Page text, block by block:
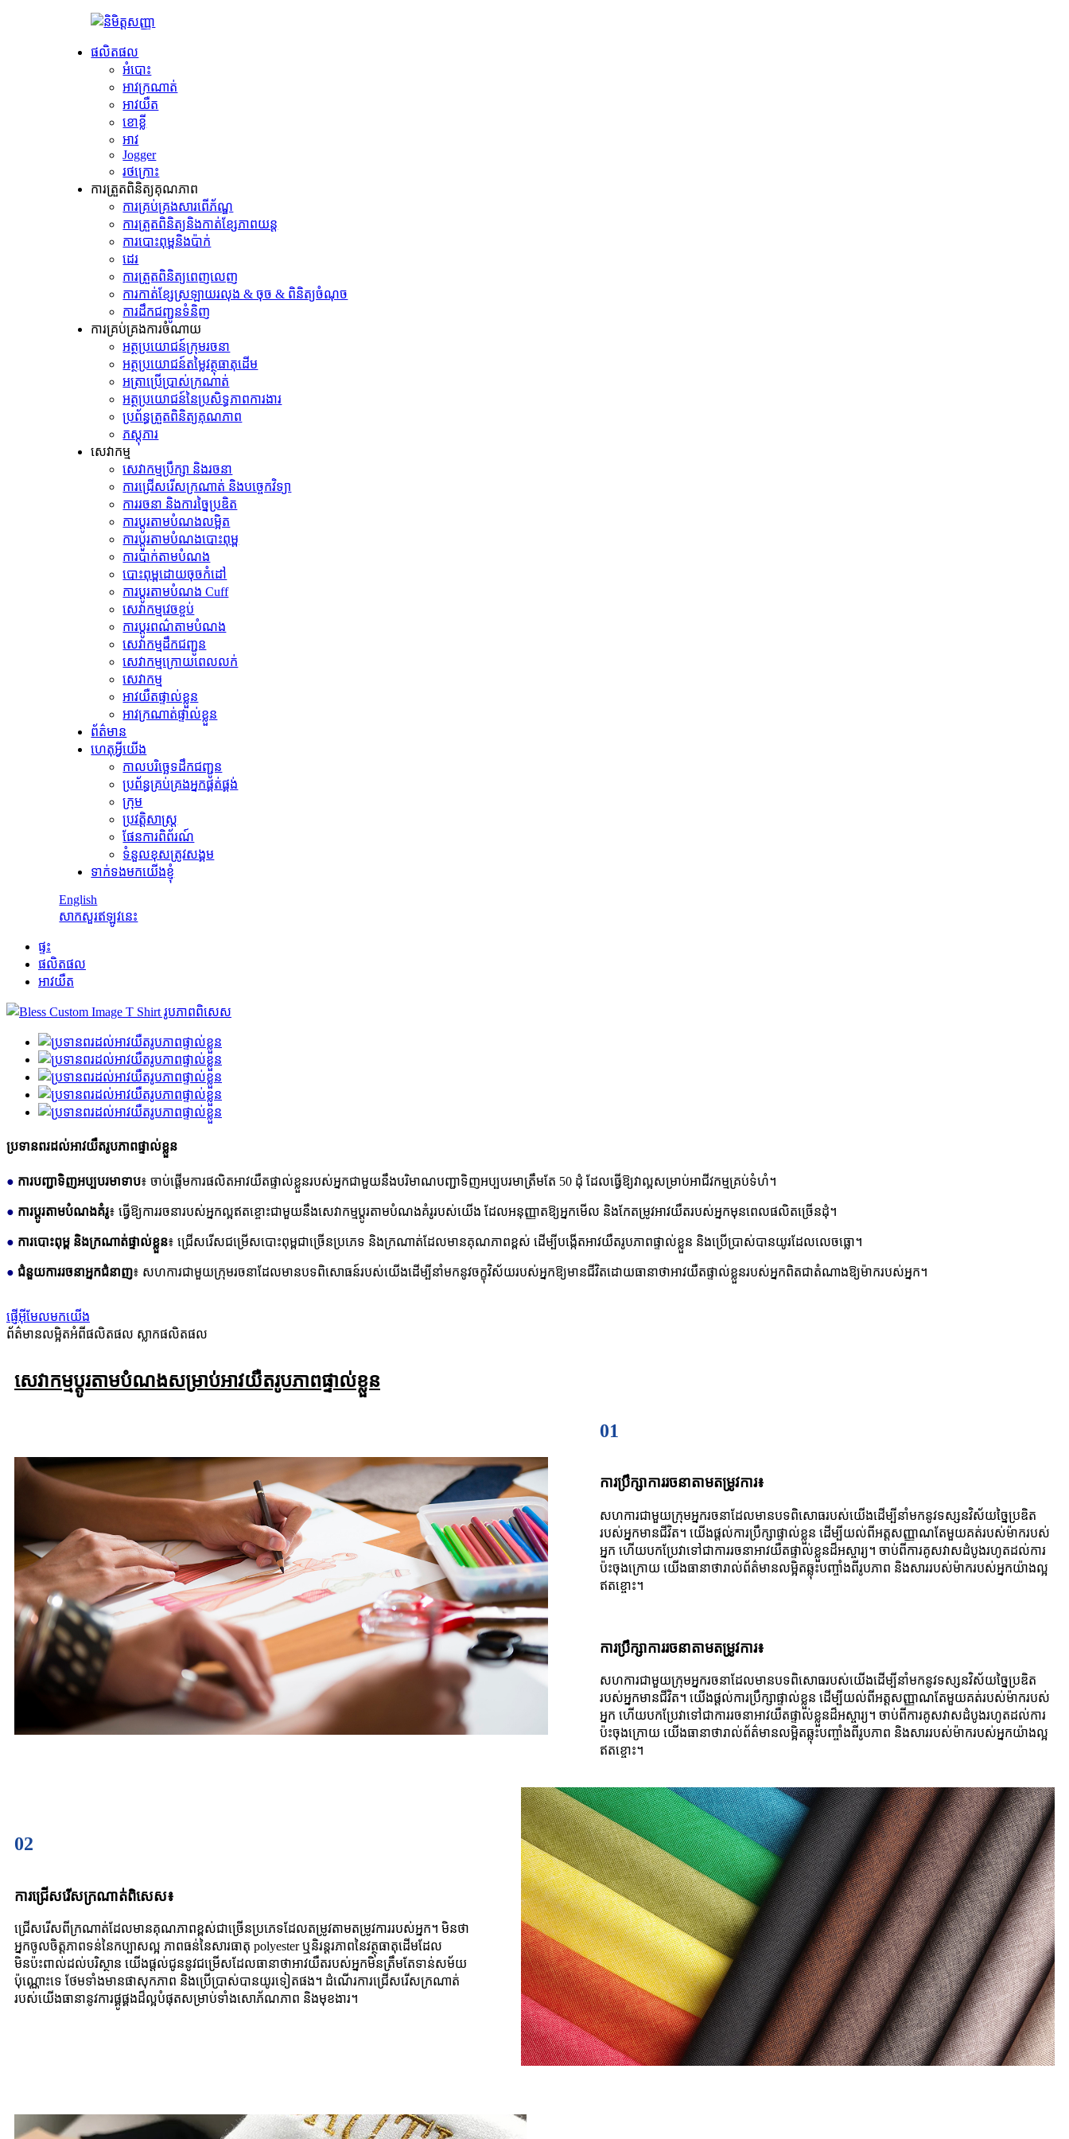
ផលិតផល
អំបោះ
អាវក្រណាត់
អាវយឺត
ខោខ្លី
អាវ
Jogger
រថក្រោះ
ការត្រួតពិនិត្យគុណភាព
ការគ្រប់គ្រងសារពើភ័ណ្ឌ
ការត្រួតពិនិត្យនិងកាត់ខ្សែភាពយន្ត
ការបោះពុម្ពនិងប៉ាក់
ដេរ
ការត្រួតពិនិត្យពេញលេញ
ការកាត់ខ្សែស្រឡាយរលុង & ចុច & ពិនិត្យចំណុច
ការដឹកជញ្ជូនទំនិញ
ការគ្រប់គ្រងការចំណាយ
អត្ថប្រយោជន៍ក្រុមរចនា
អត្ថប្រយោជន៍តម្លៃវត្ថុធាតុដើម
អត្រាប្រើប្រាស់ក្រណាត់
អត្ថប្រយោជន៍នៃប្រសិទ្ធភាពការងារ
ប្រព័ន្ធត្រួតពិនិត្យគុណភាព
ភស្តុភារ
សេវាកម្ម
សេវាកម្មប្រឹក្សា និងរចនា
ការជ្រើសរើសក្រណាត់ និងបច្ចេកវិទ្យា
ការរចនា និងការច្នៃប្រឌិត
ការប្ដូរតាមបំណងលម្អិត
ការប្ដូរតាមបំណងបោះពុម្ព
ការប៉ាក់តាមបំណង
បោះពុម្ពដោយចុចកំដៅ
ការប្ដូរតាមបំណង Cuff
សេវាកម្មវេចខ្ចប់
ការប្ដូរពណ៌តាមបំណង
សេវាកម្មដឹកជញ្ជូន
សេវាកម្មក្រោយពេលលក់
សេវាកម្ម
អាវយឺតផ្ទាល់ខ្លួន
អាវក្រណាត់ផ្ទាល់ខ្លួន
ព័ត៌មាន
ហេតុអ្វីយើង
កាលបរិច្ឆេទដឹកជញ្ជូន
ប្រព័ន្ធគ្រប់គ្រងអ្នកផ្គត់ផ្គង់
ក្រុម
ប្រវត្តិសាស្ត្រ
ផែនការពិព័រណ៍
ទំនួលខុសត្រូវសង្គម
ទាក់ទងមកយើងខ្ញុំ
English
សាកសួរឥឡូវនេះ
ផ្ទះ
ផលិតផល
អាវយឺត
ប្រទានពរដល់អាវយឺតរូបភាពផ្ទាល់ខ្លួន
● ការបញ្ជាទិញអប្បបរមាទាប៖ ចាប់ផ្តើមការផលិតអាវយឺតផ្ទាល់ខ្លួនរបស់អ្នកជាមួយនឹងបរិមាណបញ្ជាទិញអប្បបរមាត្រឹមតែ 50 ដុំ ដែលធ្វើឱ្យវាល្អសម្រាប់អាជីវកម្មគ្រប់ទំហំ។
● ការប្ដូរតាមបំណងគំរូ៖ ធ្វើឱ្យការរចនារបស់អ្នកល្អឥតខ្ចោះជាមួយនឹងសេវាកម្មប្ដូរតាមបំណងគំរូរបស់យើង ដែលអនុញ្ញាតឱ្យអ្នកមើល និងកែតម្រូវអាវយឺតរបស់អ្នកមុនពេលផលិតច្រើនដុំ។
● ការបោះពុម្ព និងក្រណាត់ផ្ទាល់ខ្លួន៖ ជ្រើសរើសជម្រើសបោះពុម្ពជាច្រើនប្រភេទ និងក្រណាត់ដែលមានគុណភាពខ្ពស់ ដើម្បីបង្កើតអាវយឺតរូបភាពផ្ទាល់ខ្លួន និងប្រើប្រាស់បានយូរដែលលេចធ្លោ។
● ជំនួយការរចនាអ្នកជំនាញ៖ សហការ​ជាមួយ​ក្រុម​រចនា​ដែលមាន​បទពិសោធន៍​របស់យើង​ដើម្បី​នាំមក​នូវ​ចក្ខុវិស័យ​របស់អ្នក​ឱ្យ​មាន​ជីវិត​ដោយ​ធានា​ថា​អាវយឺត​ផ្ទាល់ខ្លួន​របស់អ្នក​ពិតជាតំណាងឱ្យ​ម៉ាករបស់អ្នក។
ផ្ញើអ៊ីមែលមកយើង
ព័ត៌មានលម្អិតអំពីផលិតផល ស្លាកផលិតផល
សេវាកម្មប្ដូរតាមបំណងសម្រាប់អាវយឺតរូបភាពផ្ទាល់ខ្លួន
01
ការប្រឹក្សាការរចនាតាមតម្រូវការ៖
សហការ​ជាមួយ​ក្រុម​អ្នក​រចនា​ដែល​មាន​បទ​ពិសោធ​របស់​យើង​ដើម្បី​នាំ​មក​នូវ​ទស្សនវិស័យ​ច្នៃប្រឌិត​
របស់​អ្នក​មាន​ជីវិត។ យើងផ្តល់ការប្រឹក្សាផ្ទាល់ខ្លួន ដើម្បីយល់ពីអត្តសញ្ញាណតែមួយគត់របស់ម៉ាករបស់
អ្នក ហើយបកប្រែវាទៅជាការរចនាអាវយឺតផ្ទាល់ខ្លួនដ៏អស្ចារ្យ។ ចាប់ពីការគូសវាសដំបូងរហូតដល់ការ
ប៉ះចុងក្រោយ យើងធានាថារាល់ព័ត៌មានលម្អិតឆ្លុះបញ្ចាំងពីរូបភាព និងសាររបស់ម៉ាករបស់អ្នកយ៉ាងល្អ
ឥតខ្ចោះ។
ការប្រឹក្សាការរចនាតាមតម្រូវការ៖
សហការ​ជាមួយ​ក្រុម​អ្នក​រចនា​ដែល​មាន​បទ​ពិសោធ​របស់​យើង​ដើម្បី​នាំ​មក​នូវ​ទស្សនវិស័យ​ច្នៃប្រឌិត​
របស់​អ្នក​មាន​ជីវិត។ យើងផ្តល់ការប្រឹក្សាផ្ទាល់ខ្លួន ដើម្បីយល់ពីអត្តសញ្ញាណតែមួយគត់របស់ម៉ាករបស់
អ្នក ហើយបកប្រែវាទៅជាការរចនាអាវយឺតផ្ទាល់ខ្លួនដ៏អស្ចារ្យ។ ចាប់ពីការគូសវាសដំបូងរហូតដល់ការ
ប៉ះចុងក្រោយ យើងធានាថារាល់ព័ត៌មានលម្អិតឆ្លុះបញ្ចាំងពីរូបភាព និងសាររបស់ម៉ាករបស់អ្នកយ៉ាងល្អ
ឥតខ្ចោះ។
02
ការជ្រើសរើសក្រណាត់ពិសេស៖
ជ្រើសរើសពីក្រណាត់ដែលមានគុណភាពខ្ពស់ជាច្រើនប្រភេទដែលតម្រូវតាមតម្រូវការរបស់អ្នក។ មិនថា
អ្នកចូលចិត្តភាពទន់នៃកប្បាសល្អ ភាពធន់នៃសារធាតុ polyester ឬនិរន្តរភាពនៃវត្ថុធាតុដើមដែល
មិនប៉ះពាល់ដល់បរិស្ថាន យើងផ្តល់ជូននូវជម្រើសដែលធានាថាអាវយឺតរបស់អ្នកមិនត្រឹមតែទាន់សម័យ
ប៉ុណ្ណោះទេ ថែមទាំងមានផាសុកភាព និងប្រើប្រាស់បានយូរទៀតផង។ ដំណើរការជ្រើសរើសក្រណាត់
របស់យើងធានានូវការផ្គូផ្គងដ៏ល្អបំផុតសម្រាប់ទាំងសោភ័ណភាព និងមុខងារ។